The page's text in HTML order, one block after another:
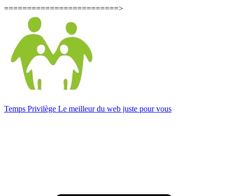
=========================>
Temps Privilège Le meilleur du web juste pour vous